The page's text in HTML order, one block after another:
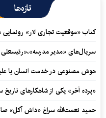
تازه‌ها
کتاب «موقعیت تجاری لار»
سریال‌های «مدیر مدرسه»،«رئیسعلی
هوش مصنوعی در خدمت انسان یا
«پرده آخر» یکی از شاهکارهای
حمید نعمت‌‏الله سراغ «داش آکل»